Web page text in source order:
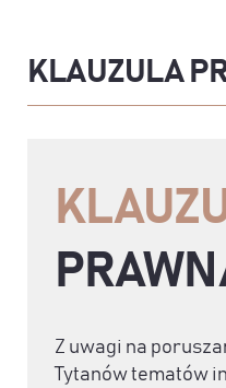
KLAUZULA
Z uwagi na
Tytanów tematów